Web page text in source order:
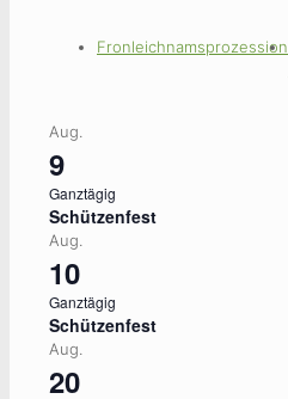
Fronleichnamsprozession
Aug.
9
Ganztägig
Schützenfest
Aug.
10
Ganztägig
Schützenfest
Aug.
20